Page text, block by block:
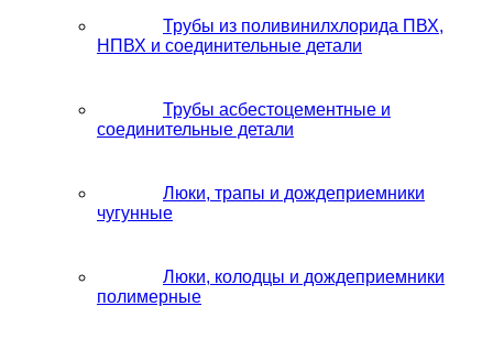
Трубы из поливинилхлорида ПВХ,
НПВХ и соединительные детали
Трубы асбестоцементные и
соединительные детали
Люки, трапы и дождеприемники
чугунные
Люки, колодцы и дождеприемники
полимерные